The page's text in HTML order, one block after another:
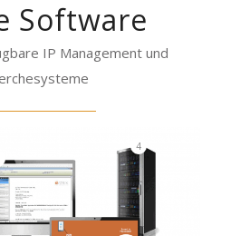
Software
IP Management und
4